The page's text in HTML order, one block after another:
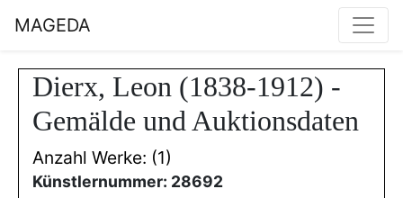
MAGEDA
Dierx, Leon (1838-1912) -
Gemälde und Auktionsdaten
Anzahl Werke: (1)
Künstlernummer: 28692